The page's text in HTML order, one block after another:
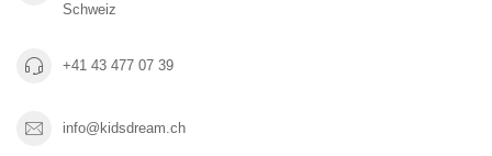
Schweiz
+41 43 477 07 39
info@kidsdream.ch